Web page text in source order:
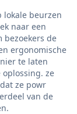
beurzen
naar een
bezoekers de
ergonomische
te laten
ze
ze powr
van de